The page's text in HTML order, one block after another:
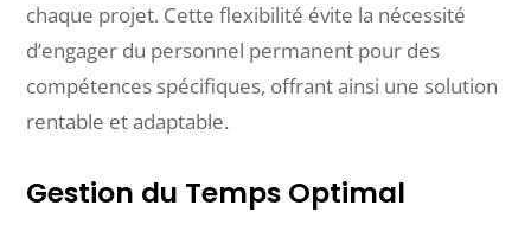
chaque projet. Cette flexibilité évite la nécessité
d’engager du personnel permanent pour des
compétences spécifiques, offrant ainsi une solution
rentable et adaptable.
Gestion du Temps Optimal